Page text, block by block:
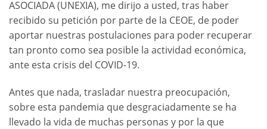
ASOCIADA (UNEXIA), me dirijo a usted, tras haber
recibido su petición por parte de la CEOE, de poder
aportar nuestras postulaciones para poder recuperar
tan pronto como sea posible la actividad económica,
ante esta crisis del COVID-19.
Antes que nada, trasladar nuestra preocupación,
sobre esta pandemia que desgraciadamente se ha
llevado la vida de muchas personas y por la que